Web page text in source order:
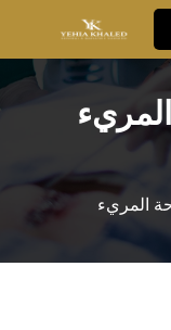
المريء